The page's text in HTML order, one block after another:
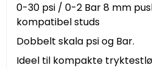
0-30 psi / 0-2 Bar 8 mm
kompatibel studs
Dobbelt skala psi og Bar.
Ideel til kompakte